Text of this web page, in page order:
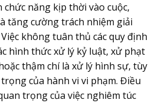
chức năng kịp thời vào cuộc,
tăng cường trách nhiệm giải
không tuân thủ các quy định
hình thức xử lý kỷ luật, xử phạt
thậm chí là xử lý hình sự, tùy
của hành vi vi phạm. Điều
trọng của việc nghiêm túc